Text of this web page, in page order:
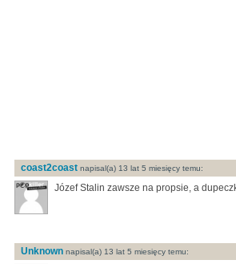
coast2coast napisal(a) 13 lat 5 miesięcy temu:
Józef Stalin zawsze na propsie, a
Unknown napisal(a) 13 lat 5 miesięcy temu: